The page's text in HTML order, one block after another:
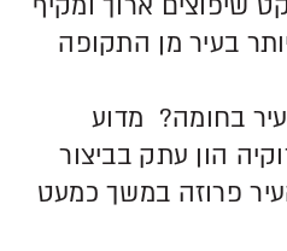
בעיר מן התקופה
בחומה? מדוע
הון עתק בביצור
פרוזה במשך כמעט